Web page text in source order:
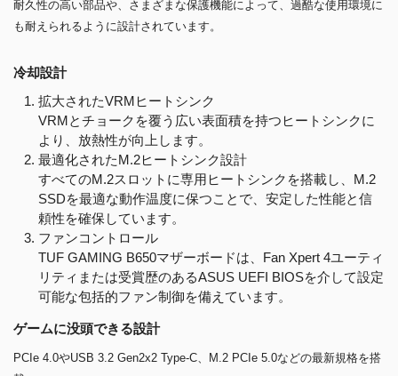
耐久性の高い部品や、さまざまな保護機能によって、過酷な使用環境に
も耐えられるように設計されています。
冷却設計
拡大されたVRMヒートシンク
VRMとチョークを覆う広い表面積を持つヒートシンクに
より、放熱性が向上します。
最適化されたM.2ヒートシンク設計
すべてのM.2スロットに専用ヒートシンクを搭載し、M.2
SSDを最適な動作温度に保つことで、安定した性能と信
頼性を確保しています。
ファンコントロール
TUF GAMING B650マザーボードは、Fan Xpert 4ユーティ
リティまたは受賞歴のあるASUS UEFI BIOSを介して設定
可能な包括的ファン制御を備えています。
ゲームに没頭できる設計
PCIe 4.0やUSB 3.2 Gen2x2 Type-C、M.2 PCIe 5.0などの最新規格を搭